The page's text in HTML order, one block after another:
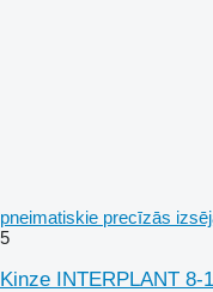
pneimatiskie precīzās
5
Kinze INTERPLANT 8-